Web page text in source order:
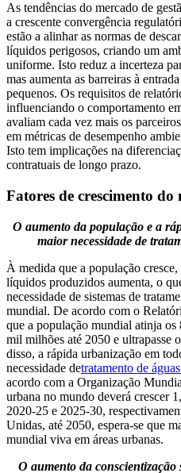
As tendências do mercado de
a crescente convergência
estão a alinhar as normas de
líquidos perigosos, criando um
uniforme. Isto reduz a incerteza
mas aumenta as barreiras à
pequenos. Os requisitos de
influenciando o comportamento
avaliam cada vez mais os
em métricas de desempenho
Isto tem implicações na
contratuais de longo prazo.
Fatores de crescimento do
O aumento da população e a
maior necessidade de
À medida que a população
líquidos produzidos aumenta, o
necessidade de sistemas de
mundial. De acordo com o
que a população mundial atinja
mil milhões até 2050 e ultrapasse
disso, a rápida urbanização em
necessidade detratamento de
acordo com a Organização
urbana no mundo deverá crescer
2020-25 e 2025-30,
Unidas, até 2050, espera-se que
mundial viva em áreas urbanas.
O aumento da